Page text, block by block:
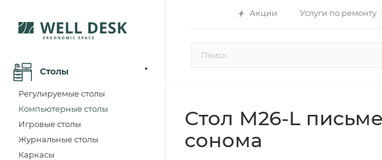
Акции Услуги по ремонту
Столы
Регулируемые столы
Компьютерные столы
Игровые столы
Журнальные столы
Каркасы
Стол М26-L
сонома